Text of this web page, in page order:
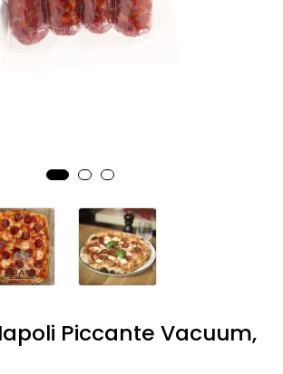
Piccante Vacuum,